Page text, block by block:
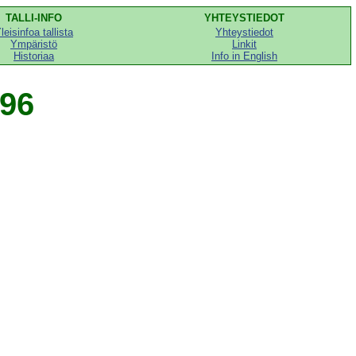
TALLI-INFO
tallista
Ympäristö
Historiaa
YHTEYSTIEDOT
Yhteystiedot
Linkit
Info in English